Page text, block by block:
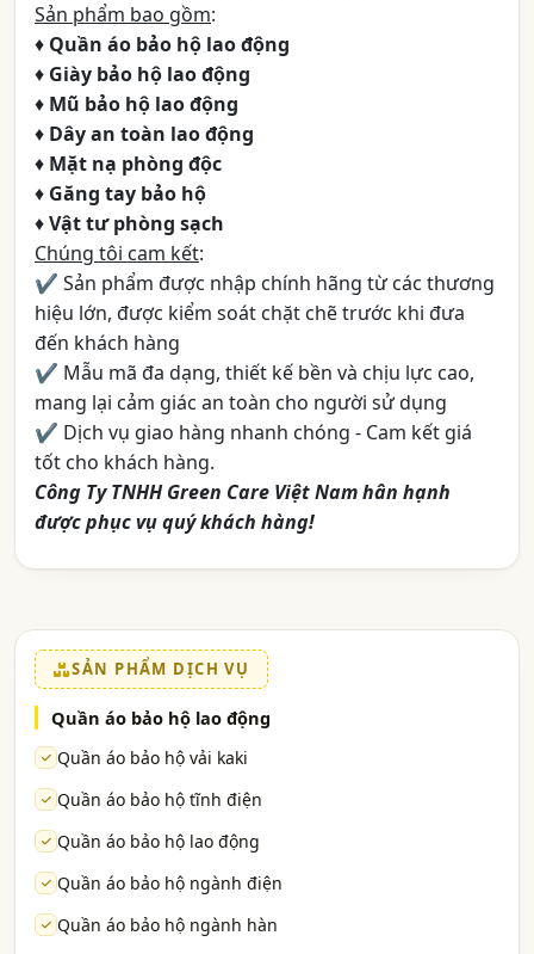
Sản phẩm bao gồm:
♦ Quần áo bảo hộ lao động
♦ Giày bảo hộ lao động
♦ Mũ bảo hộ lao động
♦ Dây an toàn lao động
♦ Mặt nạ phòng độc
♦ Găng tay bảo hộ
♦Vật tư phòng sạch
Chúng tôi cam kết:
✔ Sản phẩm được nhập chính hãng từ các thương
hiệu lớn, được kiểm soát chặt chẽ trước khi đưa
đến khách hàng
✔ Mẫu mã đa dạng, thiết kế bền và chịu lực cao,
mang lại cảm giác an toàn cho người sử dụng
✔ Dịch vụ giao hàng nhanh chóng - Cam kết giá
tốt cho khách hàng.
Công Ty TNHH Green Care Việt Nam hân hạnh
được phục vụ quý khách hàng!
SẢN PHẨM DỊCH VỤ
Quần áo bảo hộ lao động
Quần áo bảo hộ vải kaki
Quần áo bảo hộ tĩnh điện
Quần áo bảo hộ lao động
Quần áo bảo hộ ngành điện
Quần áo bảo hộ ngành hàn